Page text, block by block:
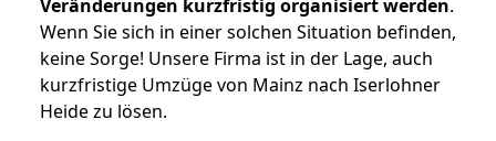
Veränderungen kurzfristig organisiert werden.
Wenn Sie sich in einer solchen Situation befinden,
keine Sorge! Unsere Firma ist in der Lage, auch
kurzfristige Umzüge von Mainz nach Iserlohner
Heide zu lösen.